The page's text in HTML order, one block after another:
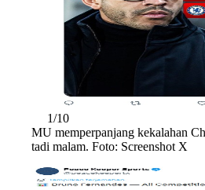
1/10
MU memperpanjang kekalahan
tadi malam. Foto: Screenshot X